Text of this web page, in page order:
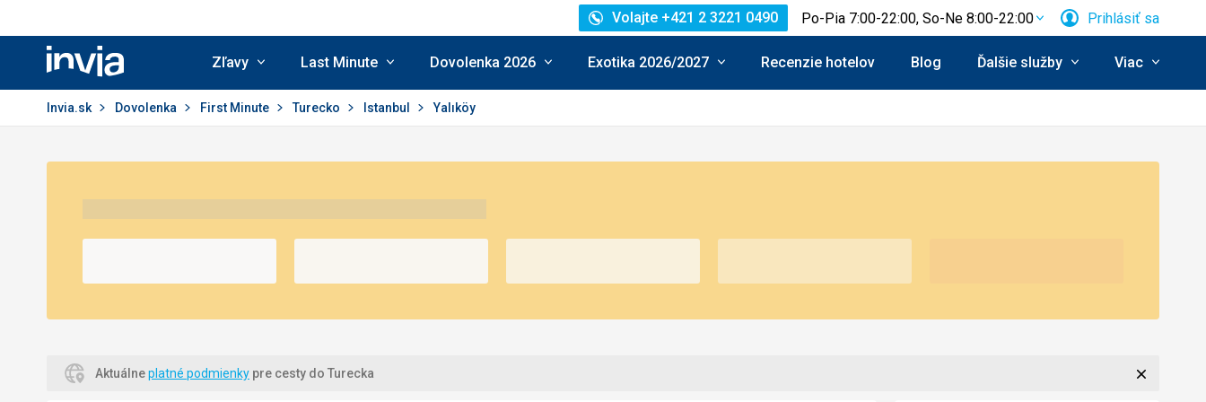
Invia.sk
Volajte +421 2 3221 0490 Po-Pia 7:00-22:00, So-Ne 8:00-22:00 Prihlásiť sa
Zľavy Last Minute Dovolenka 2026 Exotika 2026/2027 Recenzie hotelov Blog Ďalšie služby Viac
Invia.sk Dovolenka First Minute Turecko Istanbul Yalıköy
Aktuálneplatné podmienky pre cesty do Turecka